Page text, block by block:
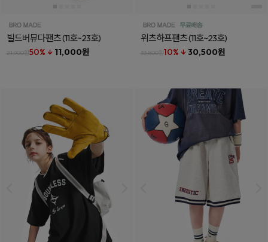
빌드버뮤다팬츠(11호~23호)
21,900원50% ↓ 11,000원
위츠하프팬츠(11호~23호)
33,800원10% ↓ 30,500원